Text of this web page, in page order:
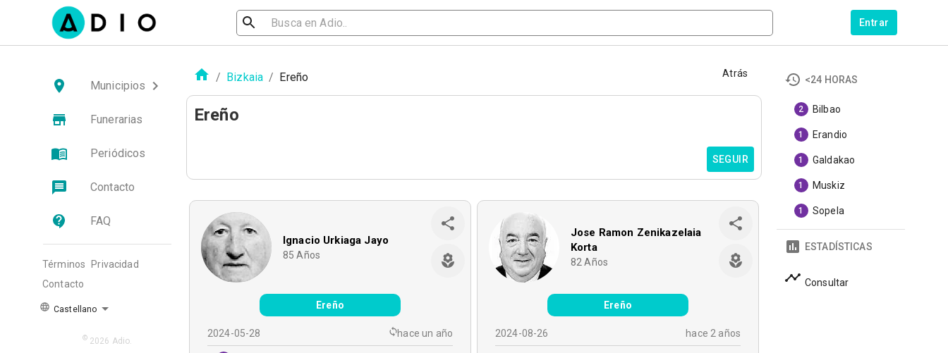
Entrar
Municipios
Funerarias
Periódicos
Contacto
FAQ
Términos
Privacidad
Contacto
Castellano
© 2026 Adio.
/ Bizkaia / Ereño Atrás
Ereño
SEGUIR
Ignacio Urkiaga Jayo
85 Años
Ereño
2024-05-28 hace un año
Jose Ramon Zenikazelaia
Korta
82 Años
Ereño
2024-08-26 hace 2 años
<24 HORAS
2 Bilbao
1 Erandio
1 Galdakao
1 Muskiz
1 Sopela
ESTADÍSTICAS
Consultar